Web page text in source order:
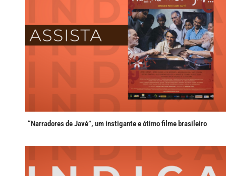
“Narradores de Javé”, um instigante e ótimo filme brasileiro